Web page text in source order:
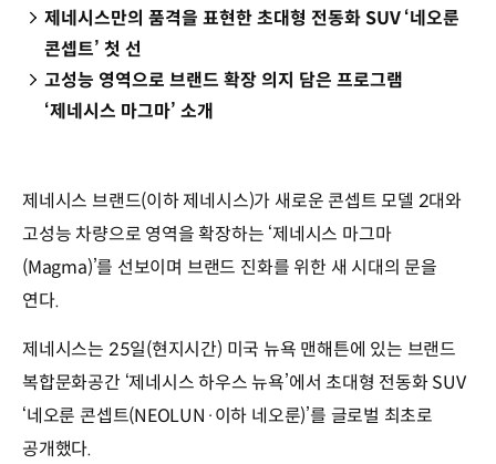
제네시스만의 품격을 표현한 초대형 전동화 SUV ‘네오룬
콘셉트’ 첫 선
고성능 영역으로 브랜드 확장 의지 담은 프로그램
‘제네시스 마그마’ 소개
제네시스 브랜드(이하 제네시스)가 새로운 콘셉트 모델 2대와
고성능 차량으로 영역을 확장하는 ‘제네시스 마그마
(Magma)’를 선보이며 브랜드 진화를 위한 새 시대의 문을
연다.
제네시스는 25일(현지시간) 미국 뉴욕 맨해튼에 있는 브랜드
복합문화공간 ‘제네시스 하우스 뉴욕’에서 초대형 전동화 SUV
‘네오룬 콘셉트(NEOLUN·이하 네오룬)’를 글로벌 최초로
공개했다.